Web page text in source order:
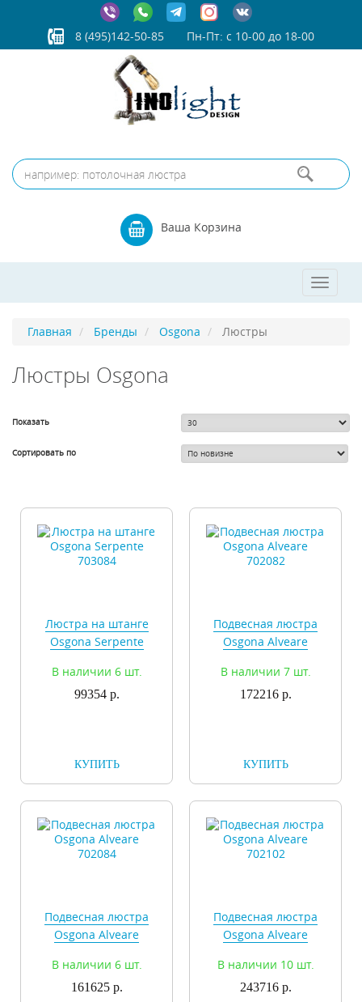
8 (495)142-50-85 Пн-Пт: с 10-00 до 18-00
Ваша Корзина
Toggle
Главная Бренды Osgona Люстры
Люстры Osgona
Показать
Сортировать по
Люстра на штанге
Osgona Serpente
В наличии 6 шт.
99354 р.
КУПИТЬ
Подвесная люстра
Osgona Alveare
В наличии 7 шт.
172216 р.
КУПИТЬ
Подвесная люстра
Osgona Alveare
В наличии 6 шт.
161625 р.
Подвесная люстра
Osgona Alveare
В наличии 10 шт.
243716 р.